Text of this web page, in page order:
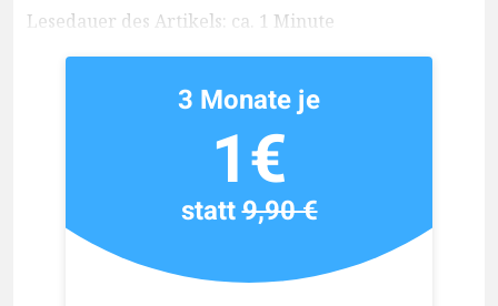
Lesedauer des Artikels: ca. 1 Minute
3 Monate je
1€
statt9,90 €